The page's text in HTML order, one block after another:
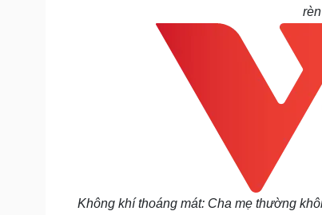
Không khí thoáng mát: Cha mẹ thường